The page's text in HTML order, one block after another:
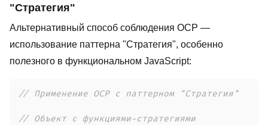
"Стратегия"
Альтернативный способ соблюдения OCP —
использование паттерна "Стратегия", особенно
полезного в функциональном JavaScript:
// Применение OCP с паттерном "Стратегия"
// Объект с функциями-стратегиями